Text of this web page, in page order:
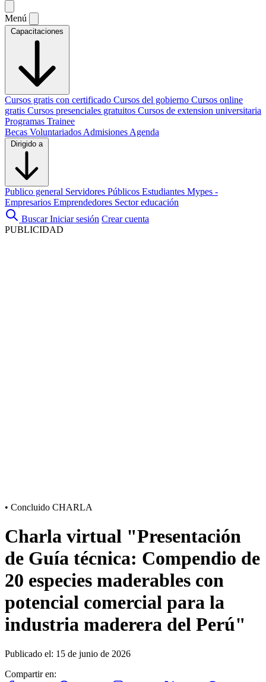
Menú
Capacitaciones
Cursos gratis con certificado Cursos del gobierno Cursos online
gratis Cursos presenciales gratuitos Cursos de extension universitaria
Programas Trainee
Becas Voluntariados Admisiones Agenda
Dirigido a
Publico general Servidores Públicos Estudiantes Mypes -
Empresarios Emprendedores Sector educación
Buscar Iniciar sesión Crear cuenta
PUBLICIDAD
• Concluido CHARLA
Charla virtual "Presentación
de Guía técnica: Compendio de
20 especies maderables con
potencial comercial para la
industria maderera del Perú"
Publicado el: 15 de junio de 2026
Compartir en: